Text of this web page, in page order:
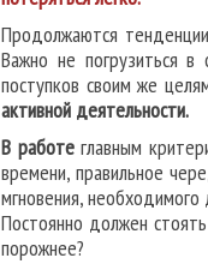
Продолжаются
Важно не погрузиться
поступков своим же
активной деятельности.
В работеглавным
времени, правильное
мгновения, необходимого
Постоянно должен
порожнее?